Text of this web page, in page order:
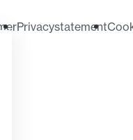
Privacystatement